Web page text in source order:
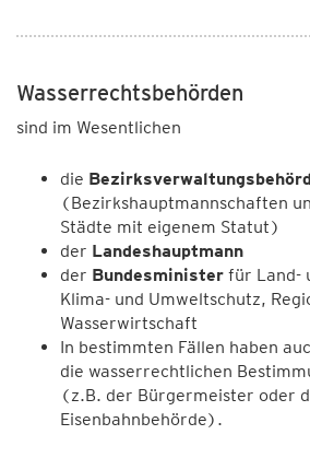
Wasserrechtsbehörden
sind im Wesentlichen
die
(Bezirkshauptmannschaften
Städte mit eigenem Statut)
der Landeshauptmann
der Bundesminister für Land-
Klima- und Umweltschutz,
Wasserwirtschaft
In bestimmten Fällen haben
die wasserrechtlichen
(z.B. der Bürgermeister oder
Eisenbahnbehörde).